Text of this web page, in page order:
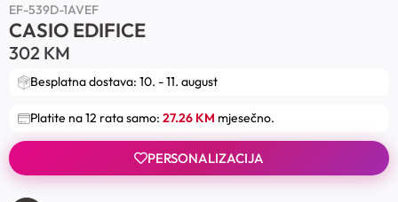
EF-539D-1AVEF
CASIO EDIFICE
302 KM
Besplatna dostava: 10. - 11. august
Platite na 12 rata samo: 27.26 KM mjesečno.
PERSONALIZACIJA